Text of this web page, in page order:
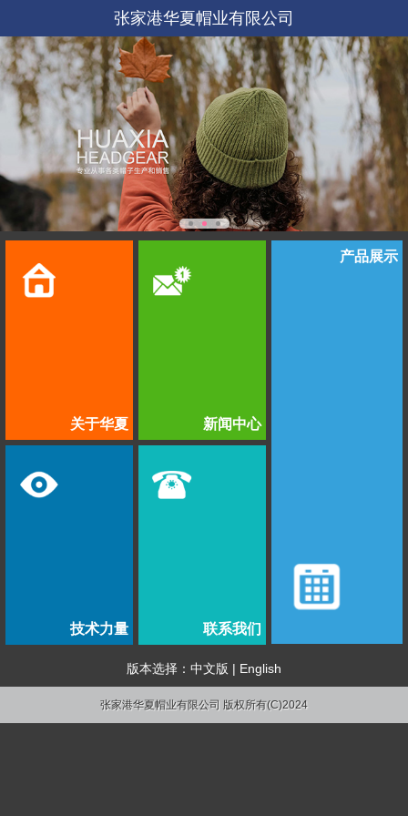
张家港华夏帽业有限公司
关于华夏 新闻中心
产品展示
技术力量 联系我们
版本选择： 中文版 | English
张家港华夏帽业有限公司 版权所有(C)2024